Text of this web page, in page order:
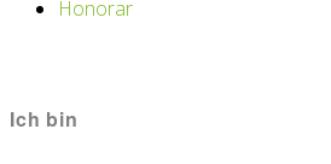
Honorar
Ich bin